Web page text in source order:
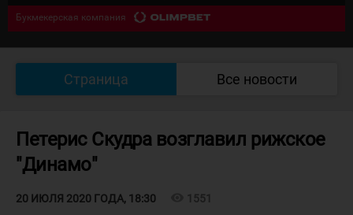
Букмекерская компания
Страница Все новости
Петерис Скудра возглавил рижское
"Динамо"
20 ИЮЛЯ 2020 ГОДА, 18:30 1551